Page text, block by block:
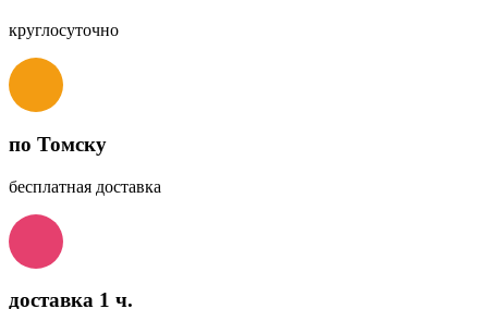
круглосуточно
по Томску
бесплатная доставка
доставка 1 ч.